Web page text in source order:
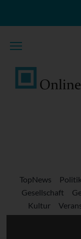
TopNews Politik
Gesellschaft
Kultur